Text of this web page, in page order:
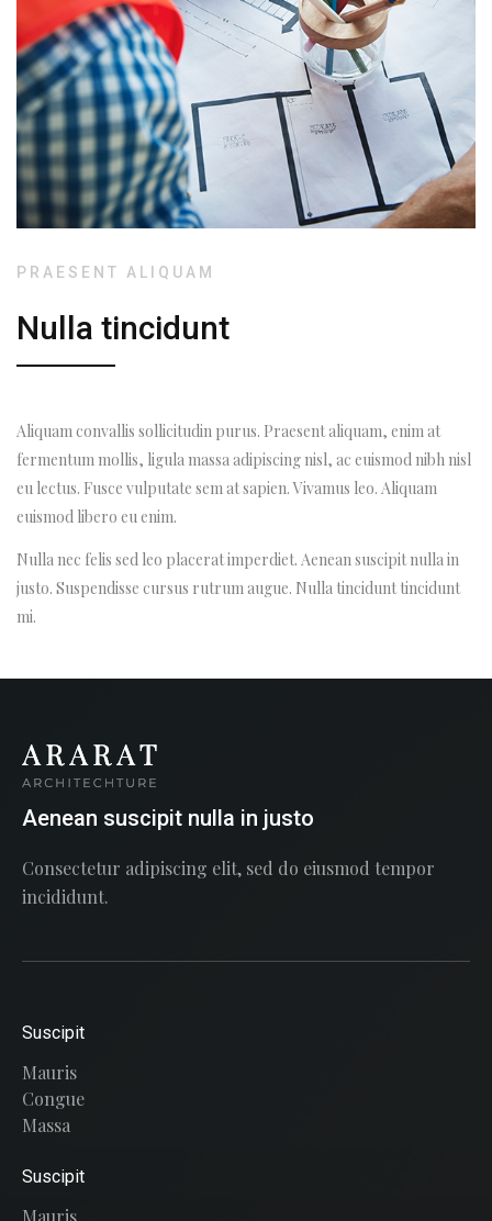
PRAESENT ALIQUAM
Nulla tincidunt
Aliquam convallis sollicitudin purus. Praesent aliquam, enim at
fermentum mollis, ligula massa adipiscing nisl, ac euismod nibh nisl
eu lectus. Fusce vulputate sem at sapien. Vivamus leo. Aliquam
euismod libero eu enim.
Nulla nec felis sed leo placerat imperdiet. Aenean suscipit nulla in
justo. Suspendisse cursus rutrum augue. Nulla tincidunt tincidunt
mi.
Aenean suscipit nulla in justo
Consectetur adipiscing elit, sed do eiusmod tempor
incididunt.
Suscipit
Mauris
Congue
Massa
Suscipit
Mauris